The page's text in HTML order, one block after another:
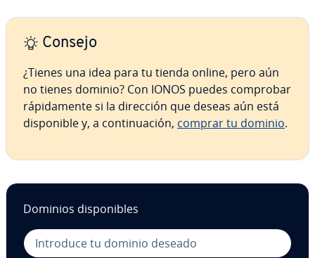
Consejo
¿Tienes una idea para tu tienda online, pero aún
no tienes dominio? Con IONOS puedes comprobar
rá­pi­da­me­n­te si la dirección que deseas aún está
di­s­po­ni­ble y, a co­n­ti­nua­ción, comprar tu dominio.
Dominios di­s­po­ni­bles